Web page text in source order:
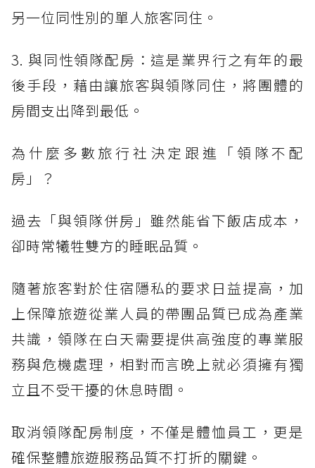
另一位同性別的單人旅客同住。
3. 與同性領隊配房：這是業界行之有年的最
後手段，藉由讓旅客與領隊同住，將團體的
房間支出降到最低。
為什麼多數旅行社決定跟進「領隊不配
房」？
過去「與領隊併房」雖然能省下飯店成本，
卻時常犧牲雙方的睡眠品質。
隨著旅客對於住宿隱私的要求日益提高，加
上保障旅遊從業人員的帶團品質已成為產業
共識，領隊在白天需要提供高強度的專業服
務與危機處理，相對而言晚上就必須擁有獨
立且不受干擾的休息時間。
取消領隊配房制度，不僅是體恤員工，更是
確保整體旅遊服務品質不打折的關鍵。